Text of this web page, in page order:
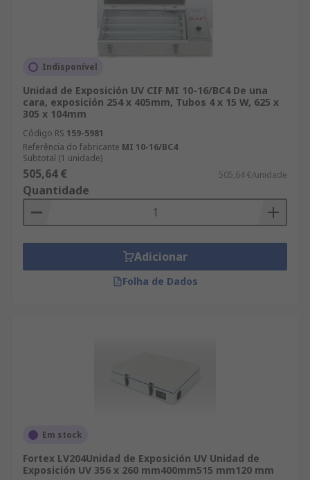
Indisponível
Unidad de Exposición UV CIF MI 10-16/BC4 De una
cara, exposición 254 x 405mm, Tubos 4 x 15 W, 625 x
305 x 104mm
Código RS 159-5981
Referência do fabricante MI 10-16/BC4
Subtotal (1 unidade)
505,64 € 505,64 €/unidade
Quantidade
Adicionar
Folha de Dados
Em stock
Fortex LV204Unidad de Exposición UV Unidad de
Exposición UV 356 x 260 mm400mm515 mm120 mm